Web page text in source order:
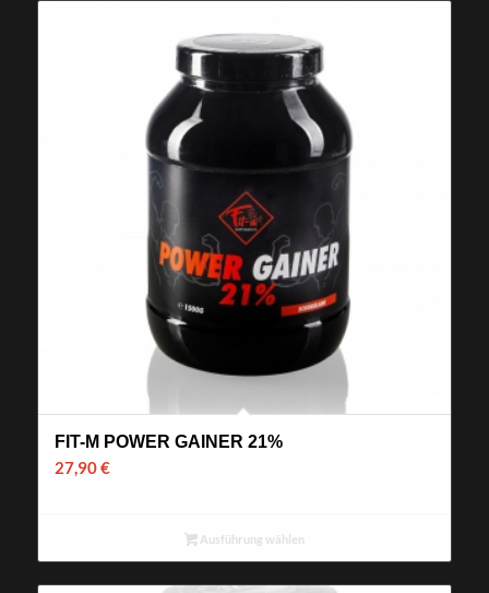
FIT-M POWER GAINER 21%
27,90€
Ausführung wählen